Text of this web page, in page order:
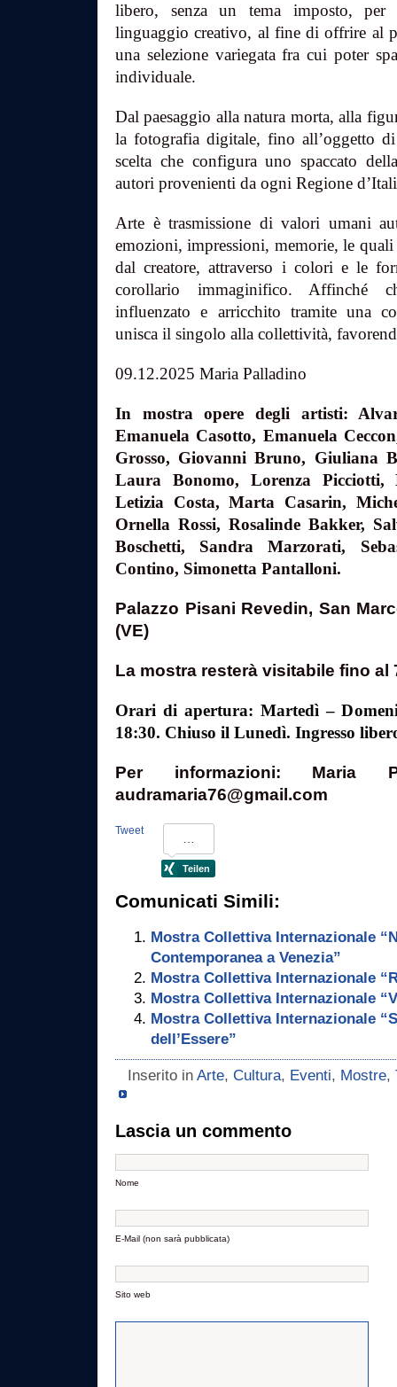
libero, senza un tema imposto,
linguaggio creativo, al fine di offrire al
una selezione variegata fra cui poter
individuale.
Dal paesaggio alla natura morta, alla
la fotografia digitale, fino all’oggetto
scelta che configura uno spaccato
autori provenienti da ogni Regione
Arte è trasmissione di valori umani
emozioni, impressioni, memorie, le
dal creatore, attraverso i colori e le
corollario immaginifico. Affinché
influenzato e arricchito tramite una
unisca il singolo alla collettività,
09.12.2025 Maria Palladino
In mostra opere degli artisti:
Emanuela Casotto, Emanuela
Grosso, Giovanni Bruno, Giuliana
Laura Bonomo, Lorenza Picciotti,
Letizia Costa, Marta Casarin,
Ornella Rossi, Rosalinde Bakker,
Boschetti, Sandra Marzorati,
Contino, Simonetta Pantalloni.
Palazzo Pisani Revedin, San
(VE)
La mostra resterà visitabile fino al
Orari di apertura: Martedì –
18:30. Chiuso il Lunedì. Ingresso
Per informazioni: Maria
audramaria76@gmail.com
Tweet
Comunicati Simili:
Mostra Collettiva Internazionale
Contemporanea a Venezia”
Mostra Collettiva Internazionale
Mostra Collettiva Internazionale
Mostra Collettiva Internazionale
dell’Essere”
Inserito in Arte, Cultura, Eventi, Mostre,
Lascia un commento
Nome
E-Mail (non sarà pubblicata)
Sito web